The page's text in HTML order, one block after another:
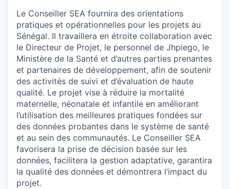
Le Conseiller SEA fournira des orientations
pratiques et opérationnelles pour les projets au
Sénégal. Il travaillera en étroite collaboration avec
le Directeur de Projet, le personnel de Jhpiego, le
Ministère de la Santé et d’autres parties prenantes
et partenaires de développement, afin de soutenir
des activités de suivi et d’évaluation de haute
qualité. Le projet vise à réduire la mortalité
maternelle, néonatale et infantile en améliorant
l’utilisation des meilleures pratiques fondées sur
des données probantes dans le système de santé
et au sein des communautés. Le Conseiller SEA
favorisera la prise de décision basée sur les
données, facilitera la gestion adaptative, garantira
la qualité des données et démontrera l’impact du
projet.